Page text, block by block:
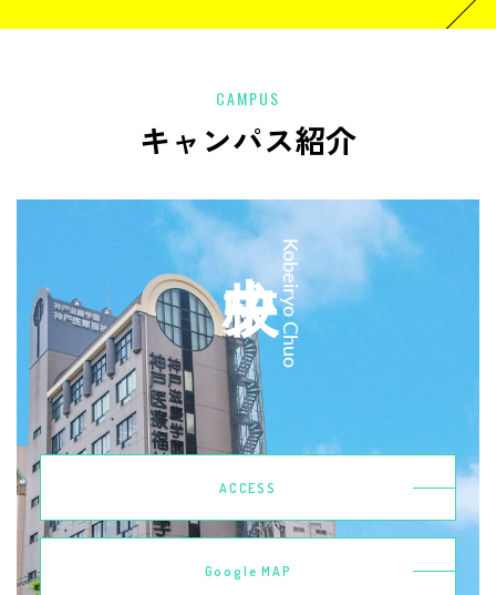
CAMPUS
キャンパス紹介
Kobeiryo Chuo
ACCESS
Google MAP